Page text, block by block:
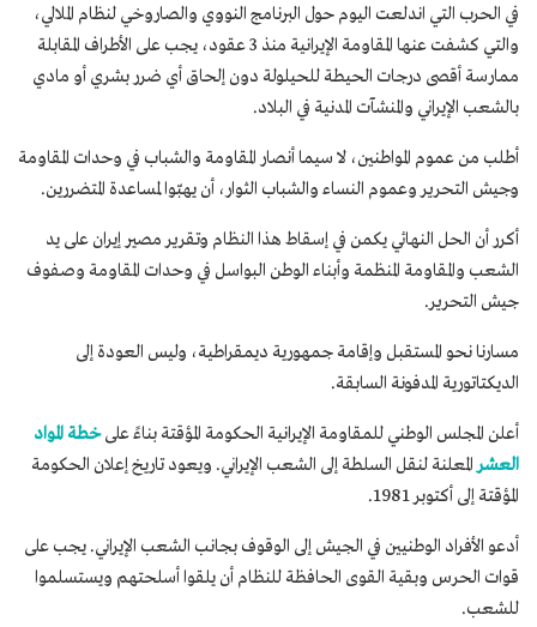
في الحرب التي اندلعت اليوم حول البرنامج النووي والصاروخي لنظام الملالي،
والتي كشفت عنها المقاومة الإيرانية منذ 3 عقود، يجب على الأطراف المقابلة
ممارسة أقصى درجات الحيطة للحيلولة دون إلحاق أي ضرر بشري أو مادي
بالشعب الإيراني والمنشآت المدنية في البلاد.
أطلب من عموم المواطنين، لا سيما أنصار المقاومة والشباب في وحدات المقاومة
وجيش التحرير وعموم النساء والشباب الثوار، أن يهبّوا لمساعدة المتضررين.
أكرر أن الحل النهائي يكمن في إسقاط هذا النظام وتقرير مصير إيران على يد
الشعب والمقاومة المنظمة وأبناء الوطن البواسل في وحدات المقاومة وصفوف
جيش التحرير.
مسارنا نحو المستقبل وإقامة جمهورية ديمقراطية، وليس العودة إلى
الديكتاتورية المدفونة السابقة.
أعلن المجلس الوطني للمقاومة الإيرانية الحكومة المؤقتة بناءً علىخطة المواد
العشرالمعلنة لنقل السلطة إلى الشعب الإيراني. ويعود تاريخ إعلان الحكومة
المؤقتة إلى أكتوبر 1981.
أدعو الأفراد الوطنيين في الجيش إلى الوقوف بجانب الشعب الإيراني. يجب على
قوات الحرس وبقية القوى الحافظة للنظام أن يلقوا أسلحتهم ويستسلموا
للشعب.